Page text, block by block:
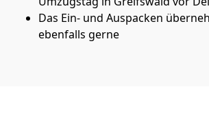
Das Ein- und Auspacken
ebenfalls gerne